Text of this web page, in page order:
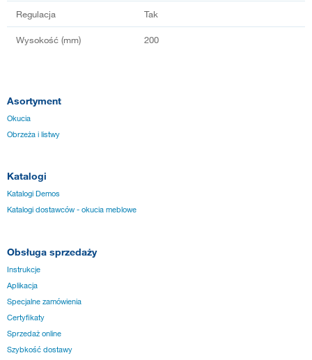
Regulacja Tak
Wysokość (mm) 200
Asortyment
Okucia
Obrzeża i listwy
Katalogi
Katalogi Demos
Katalogi dostawców - okucia meblowe
Obsługa sprzedaży
Instrukcje
Aplikacja
Specjalne zamówienia
Certyfikaty
Sprzedaż online
Szybkość dostawy